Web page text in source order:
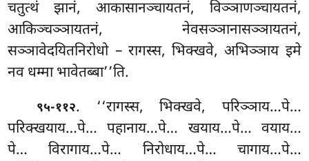
चतुत्थं झानं, आकासानञ्चायतनं, विञ्ञाणञ्चायतनं,
आकिञ्चञ्ञायतनं, नेवसञ्ञानासञ्ञायतनं,
सञ्ञावेदयितनिरोधो – रागस्स, भिक्खवे, अभिञ्ञाय इमे
नव धम्मा भावेतब्बा’’ति.
९५-११२. ‘‘रागस्स, भिक्खवे, परिञ्ञाय…पे…
परिक्खयाय…पे… पहानाय…पे… खयाय…पे… वयाय…
पे… विरागाय…पे… निरोधाय…पे… चागाय…पे…